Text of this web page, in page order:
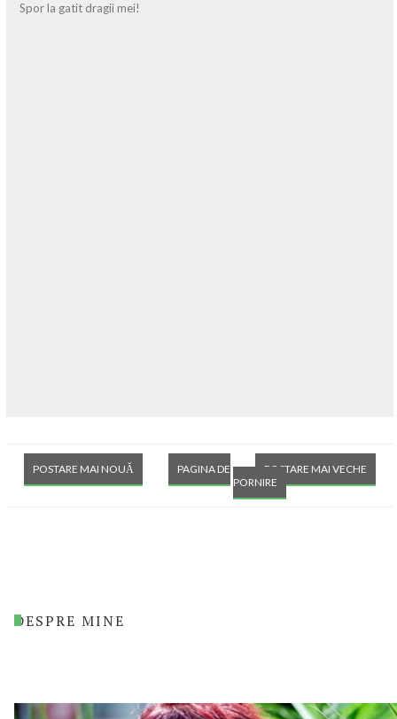
Spor la gatit dragii mei!
POSTARE MAI NOUĂ POSTARE MAI VECHE
PAGINA DE
PORNIRE
DESPRE MINE